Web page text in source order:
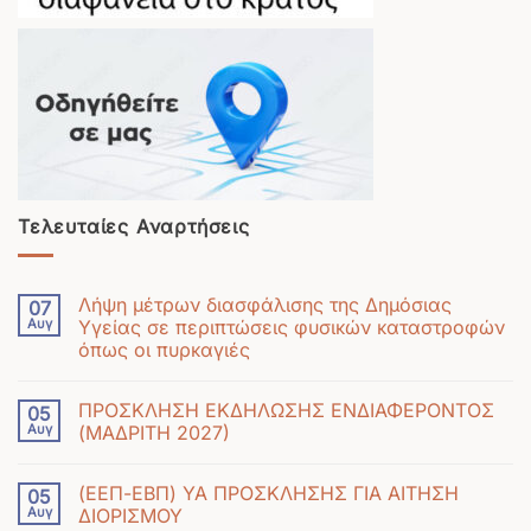
Τελευταίες Αναρτήσεις
07
Αυγ
Λήψη μέτρων διασφάλισης της Δημόσιας
Υγείας σε περιπτώσεις φυσικών καταστροφών
όπως οι πυρκαγιές
υπάρχουν
σχόλια
στο
μέτρων
διασφάλισης
05
Αυγ
ΠΡΟΣΚΛΗΣΗ ΕΚΔΗΛΩΣΗΣ ΕΝΔΙΑΦΕΡΟΝΤΟΣ
(ΜΑΔΡΙΤΗ 2027)
υπάρχουν
σχόλια
05
Αυγ
(ΕΕΠ-ΕΒΠ) ΥΑ ΠΡΟΣΚΛΗΣΗΣ ΓΙΑ ΑΙΤΗΣΗ
ΔΙΟΡΙΣΜΟΥ